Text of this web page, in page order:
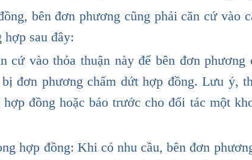
bên đơn phương cũng phải căn cứ vào
sau đây:
cứ vào thỏa thuận này để bên đơn phương
đơn phương chấm dứt hợp đồng. Lưu ý,
đồng hoặc báo trước cho đối tác một
hợp đồng: Khi có nhu cầu, bên đơn